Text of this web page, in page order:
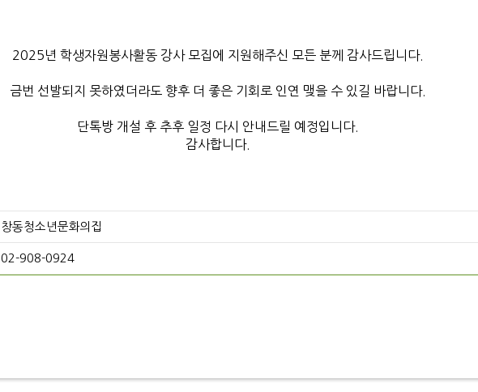
2025년 학생자원봉사활동 강사 모집에 지원해주신 모든 분께 감사드립니다.
금번 선발되지 못하였더라도 향후 더 좋은 기회로 인연 맺을 수 있길 바랍니다.
단톡방 개설 후 추후 일정 다시 안내드릴 예정입니다.
감사합니다.
창동청소년문화의집
02-908-0924